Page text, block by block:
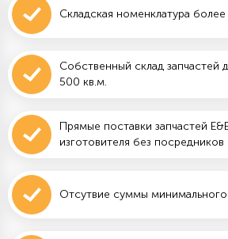
Складская номенклатура
Собственный склад запчастей
500 кв.м.
Прямые поставки запчастей
изготовителя без посредников
Отсутвие суммы минимального